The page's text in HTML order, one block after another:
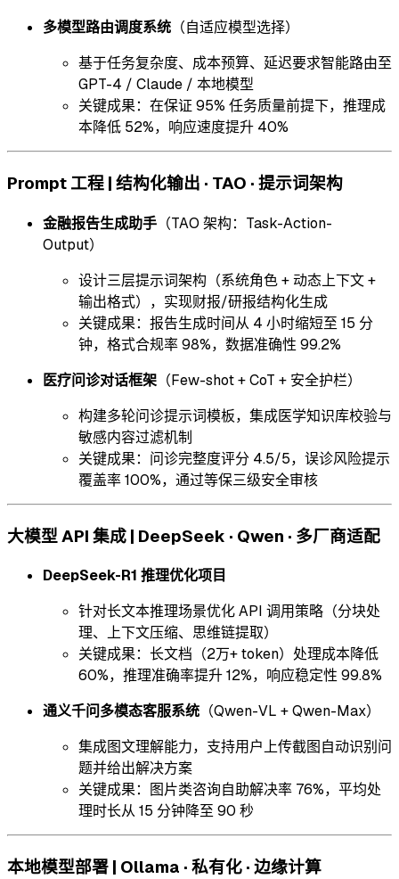
多模型路由调度系统 （自适应模型选择）
基于任务复杂度、成本预算、延迟要求智能路由至
GPT-4 / Claude / 本地模型
关键成果：在保证 95% 任务质量前提下，推理成
本降低 52%，响应速度提升 40%
Prompt 工程 | 结构化输出 · TAO · 提示词架构
金融报告生成助手 （TAO 架构：Task-Action-
Output）
设计三层提示词架构（系统角色 + 动态上下文 +
输出格式），实现财报/研报结构化生成
关键成果：报告生成时间从 4 小时缩短至 15 分
钟，格式合规率 98%，数据准确性 99.2%
医疗问诊对话框架 （Few-shot + CoT + 安全护栏）
构建多轮问诊提示词模板，集成医学知识库校验与
敏感内容过滤机制
关键成果：问诊完整度评分 4.5/5，误诊风险提示
覆盖率 100%，通过等保三级安全审核
大模型 API 集成 | DeepSeek · Qwen · 多厂商适配
DeepSeek-R1 推理优化项目
针对长文本推理场景优化 API 调用策略（分块处
理、上下文压缩、思维链提取）
关键成果：长文档（2万+ token）处理成本降低
60%，推理准确率提升 12%，响应稳定性 99.8%
通义千问多模态客服系统 （Qwen-VL + Qwen-Max）
集成图文理解能力，支持用户上传截图自动识别问
题并给出解决方案
关键成果：图片类咨询自助解决率 76%，平均处
理时长从 15 分钟降至 90 秒
本地模型部署 | Ollama · 私有化 · 边缘计算